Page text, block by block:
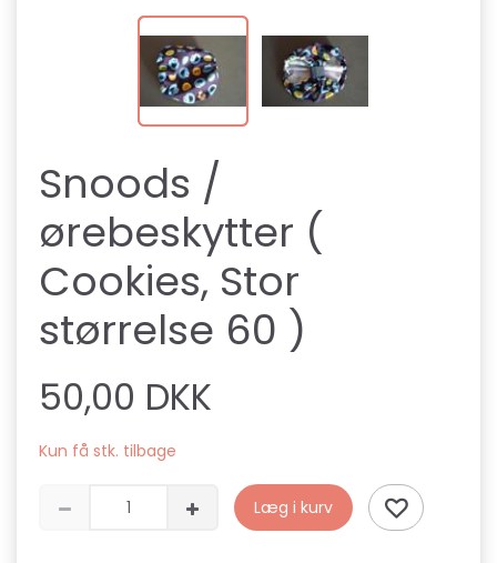
Snoods /
ørebeskytter (
Cookies, Stor
størrelse 60 )
50,00 DKK
Kun få stk. tilbage
Læg i kurv